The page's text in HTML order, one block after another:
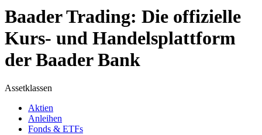
Baader Trading: Die offizielle
Kurs- und Handelsplattform
der Baader Bank
Assetklassen
Aktien
Anleihen
Fonds & ETFs